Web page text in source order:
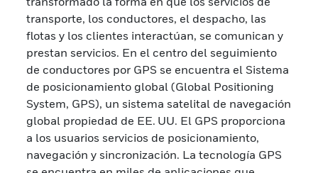
transporte, los conductores, el despacho, las
flotas y los clientes interactúan, se comunican y
prestan servicios. En el centro del seguimiento
de conductores por GPS se encuentra el Sistema
de posicionamiento global (Global Positioning
System, GPS), un sistema satelital de navegación
global propiedad de EE. UU. El GPS proporciona
a los usuarios servicios de posicionamiento,
navegación y sincronización. La tecnología GPS